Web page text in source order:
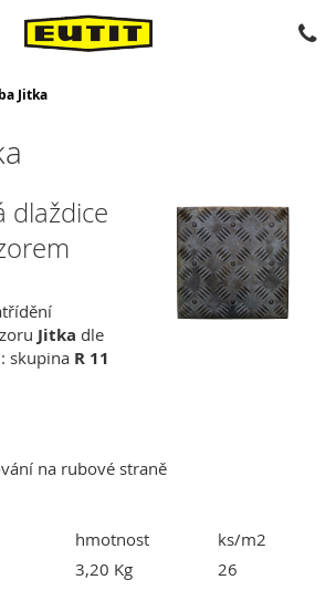
Jitka
dlaždice
Jitka dle
skupina R 11
na rubové straně
hmotnost
ks/m2
3,20 Kg 26